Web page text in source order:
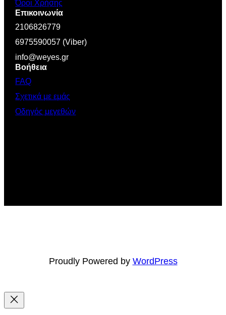
Όροι Χρήσης
Επικοινωνία
2106826779
6975590057 (Viber)
info@weyes.gr
Βοήθεια
FAQ
Σχετικά με εμάς
Οδηγός μεγεθών
Proudly Powered by WordPress